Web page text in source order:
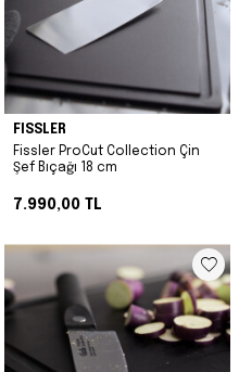
FISSLER
Fissler ProCut Collection Çin
Şef Bıçağı 18 cm
7.990,00 TL